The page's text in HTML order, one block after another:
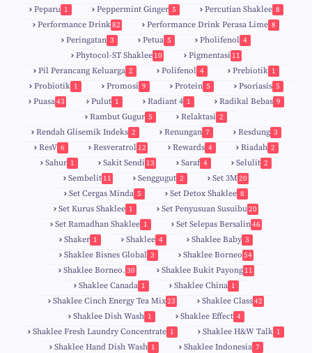
Peparu 1 Peppermint Ginger 5 Percutian Shaklee 8
Performance Drink82 Performance Drink Perasa Lime 8
Peringatan 3 Petua 5 Pholifenol 4
Phytocol-ST Shaklee 10 Pigmentasi 11
Pil Perancang Keluarga 2 Polifenol 4 Prebiotik 1
Probiotik 1 Promosi 9 Protein 5 Psoriasis 5
Puasa43 Pulut 1 Radiant 4 1 Radikal Bebas 9
Rambut Gugur 5 Relaktasi 2
Rendah Glisemik Indeks 2 Renungan 7 Resdung 3
ResV 6 Resveratrol 12 Rewards 4 Riadah 2
Sahur 1 Sakit Sendi 13 Saraf 4 Selulit 2
Sembelit 11 Senggugut 2 Set 3M20
Set Cergas Minda 5 Set Detox Shaklee 8
Set Kurus Shaklee 1 Set Penyusuan Susuibu20
Set Ramadhan Shaklee 1 Set Selepas Bersalin46
Shaker 1 Shaklee 4 Shaklee Baby 3
Shaklee Bisnes Global 3 Shaklee Borneo 54
Shaklee Borneo. 30 Shaklee Bukit Payong 11
Shaklee Canada 1 Shaklee China 1
Shaklee Cinch Energy Tea Mix23 Shaklee Class42
Shaklee Dish Wash 1 Shaklee Effect 4
Shaklee Fresh Laundry Concentrate 1 Shaklee H&W Talk 1
Shaklee Hand Dish Wash 1 Shaklee Indonesia 7